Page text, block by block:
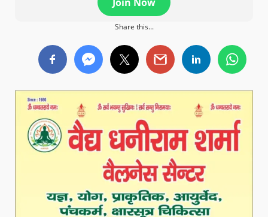
Share this...